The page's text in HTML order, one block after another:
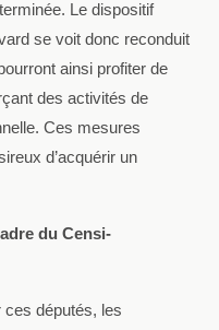
Le dispositif
se voit donc reconduit
ainsi profiter de
des activités de
Ces mesures
d’acquérir un
du Censi-
ces députés, les